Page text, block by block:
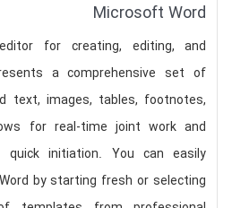
Microsoft Word
for creating, editing, and
a comprehensive set of
text, images, tables, footnotes,
for real-time joint work and
initiation. You can easily
by starting fresh or selecting